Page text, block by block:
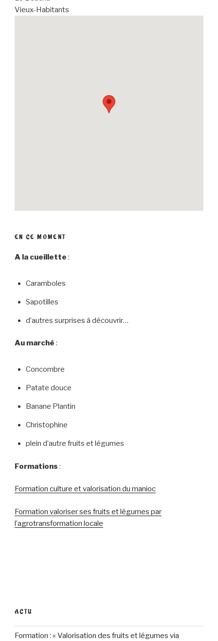
Vieux-Habitants
EN CE MOMENT
A la cueillette :
Caramboles
Sapotilles
d’autres surprises à découvrir…
Au marché :
Concombre
Patate douce
Banane Plantin
Christophine
plein d’autre fruits et légumes
Formations :
Formation culture et valorisation du manioc
Formation valoriser ses fruits et légumes par
l’agrotransformation locale
ACTU
Formation : « Valorisation des fruits et légumes via